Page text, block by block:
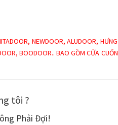
NEWDOOR, ALUDOOR,
BOODOOR.. BAO GỒM CỬA
tôi ?
Phải Đợi!